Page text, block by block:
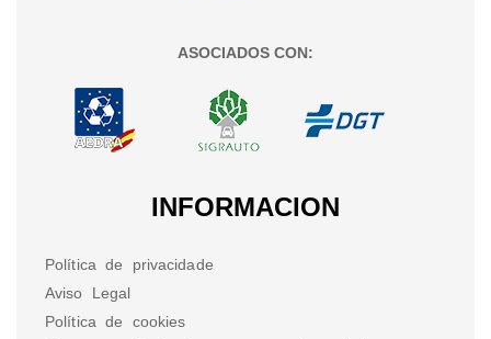
ASOCIADOS CON:
INFORMACION
Política de privacidade
Aviso Legal
Política de cookies